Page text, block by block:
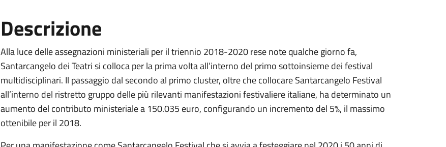
Descrizione
Alla luce delle assegnazioni ministeriali per il triennio 2018-2020 rese note qualche giorno fa,
Santarcangelo dei Teatri si colloca per la prima volta all’interno del primo sottoinsieme dei festival
multidisciplinari. Il passaggio dal secondo al primo cluster, oltre che collocare Santarcangelo Festival
all’interno del ristretto gruppo delle più rilevanti manifestazioni festivaliere italiane, ha determinato un
aumento del contributo ministeriale a 150.035 euro, configurando un incremento del 5%, il massimo
ottenibile per il 2018.